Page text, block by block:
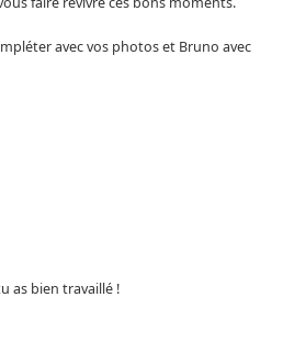
avec vos photos et Bruno avec
as bien travaillé !